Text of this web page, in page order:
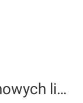
19 magistral i 4700 km nowych linii. Tak będzie wyglądać kolej przyszłości w Polsce